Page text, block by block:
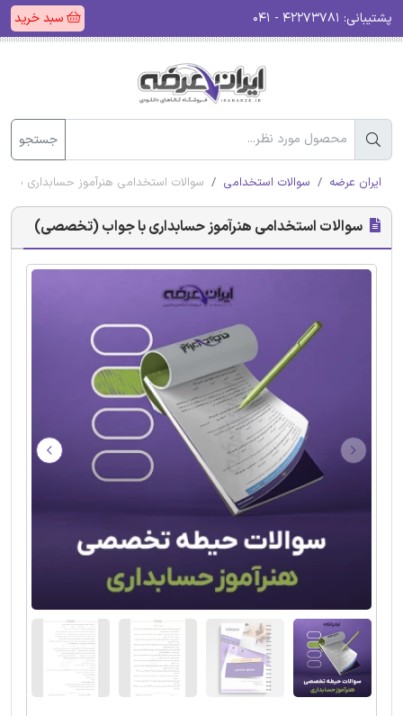
پشتیبانی: سبد خرید
جستجو
ایران عرضه سوالات استخدامی سوالات استخدامی هنرآموز حسابداری
سوالات استخدامی هنرآموز حسابداری با جواب (تخصصی)